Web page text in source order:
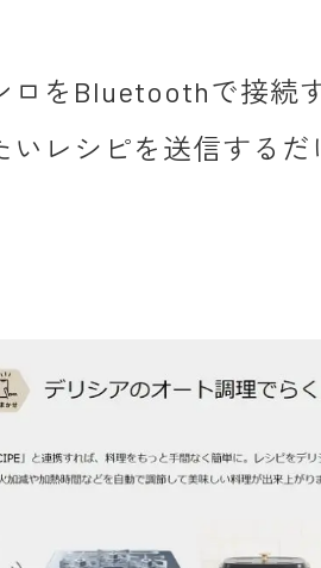
ロをBluetoothで接続
いレシピを送信するだ